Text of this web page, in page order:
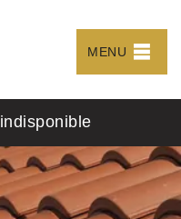
MENU
indisponible